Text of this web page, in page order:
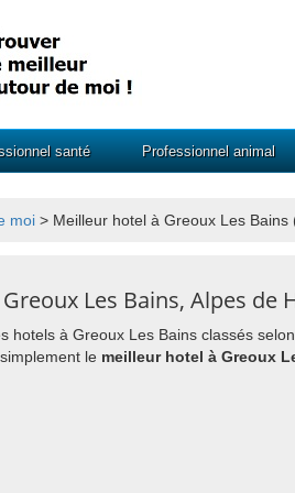
santé Professionnel animal
moi > Meilleur hotel à Greoux Les Bains
Les Bains, Alpes de
hotels à Greoux Les Bains classés
le meilleur hotel à Greoux